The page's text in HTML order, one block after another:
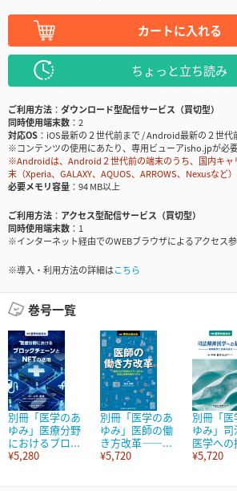
カートに入れる
ちょっと立ち読み
ご利用方法
ダウンロード型配信サービス（買切型）
同時使用端末数
2
対応OS
iOS最新の２世代前まで / Android最新の２世代
※コンテンツの使用にあたり、専用ビューアisho.jpが必
※Androidは、Android２世代前の端末のうち、国内キャ
末（Xperia、GALAXY、AQUOS、ARROWS、Nexusなど
必要メモリ容量
94 MB以上
ご利用方法
アクセス型配信サービス（買切型）
同時使用端末数
1
※インターネット経由でのWEBブラウザによるアクセス
※導入・利用方法の詳細はこちら
巻号一覧
別冊「医学のあ
ゆみ」医療分野
におけるブロ...
¥5,280
別冊「医学のあ
ゆみ」医師の働
き方改革――...
¥5,720
別冊「医
ゆみ」
医学へ
¥5,720